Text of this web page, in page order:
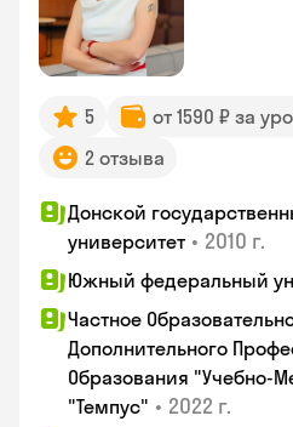
5 от 1590 ₽ за
2 отзыва
Донской
университет • 2010 г.
Южный федеральный
Частное
Дополнительного
Образования "Учебно-
"Темпус" • 2022 г.